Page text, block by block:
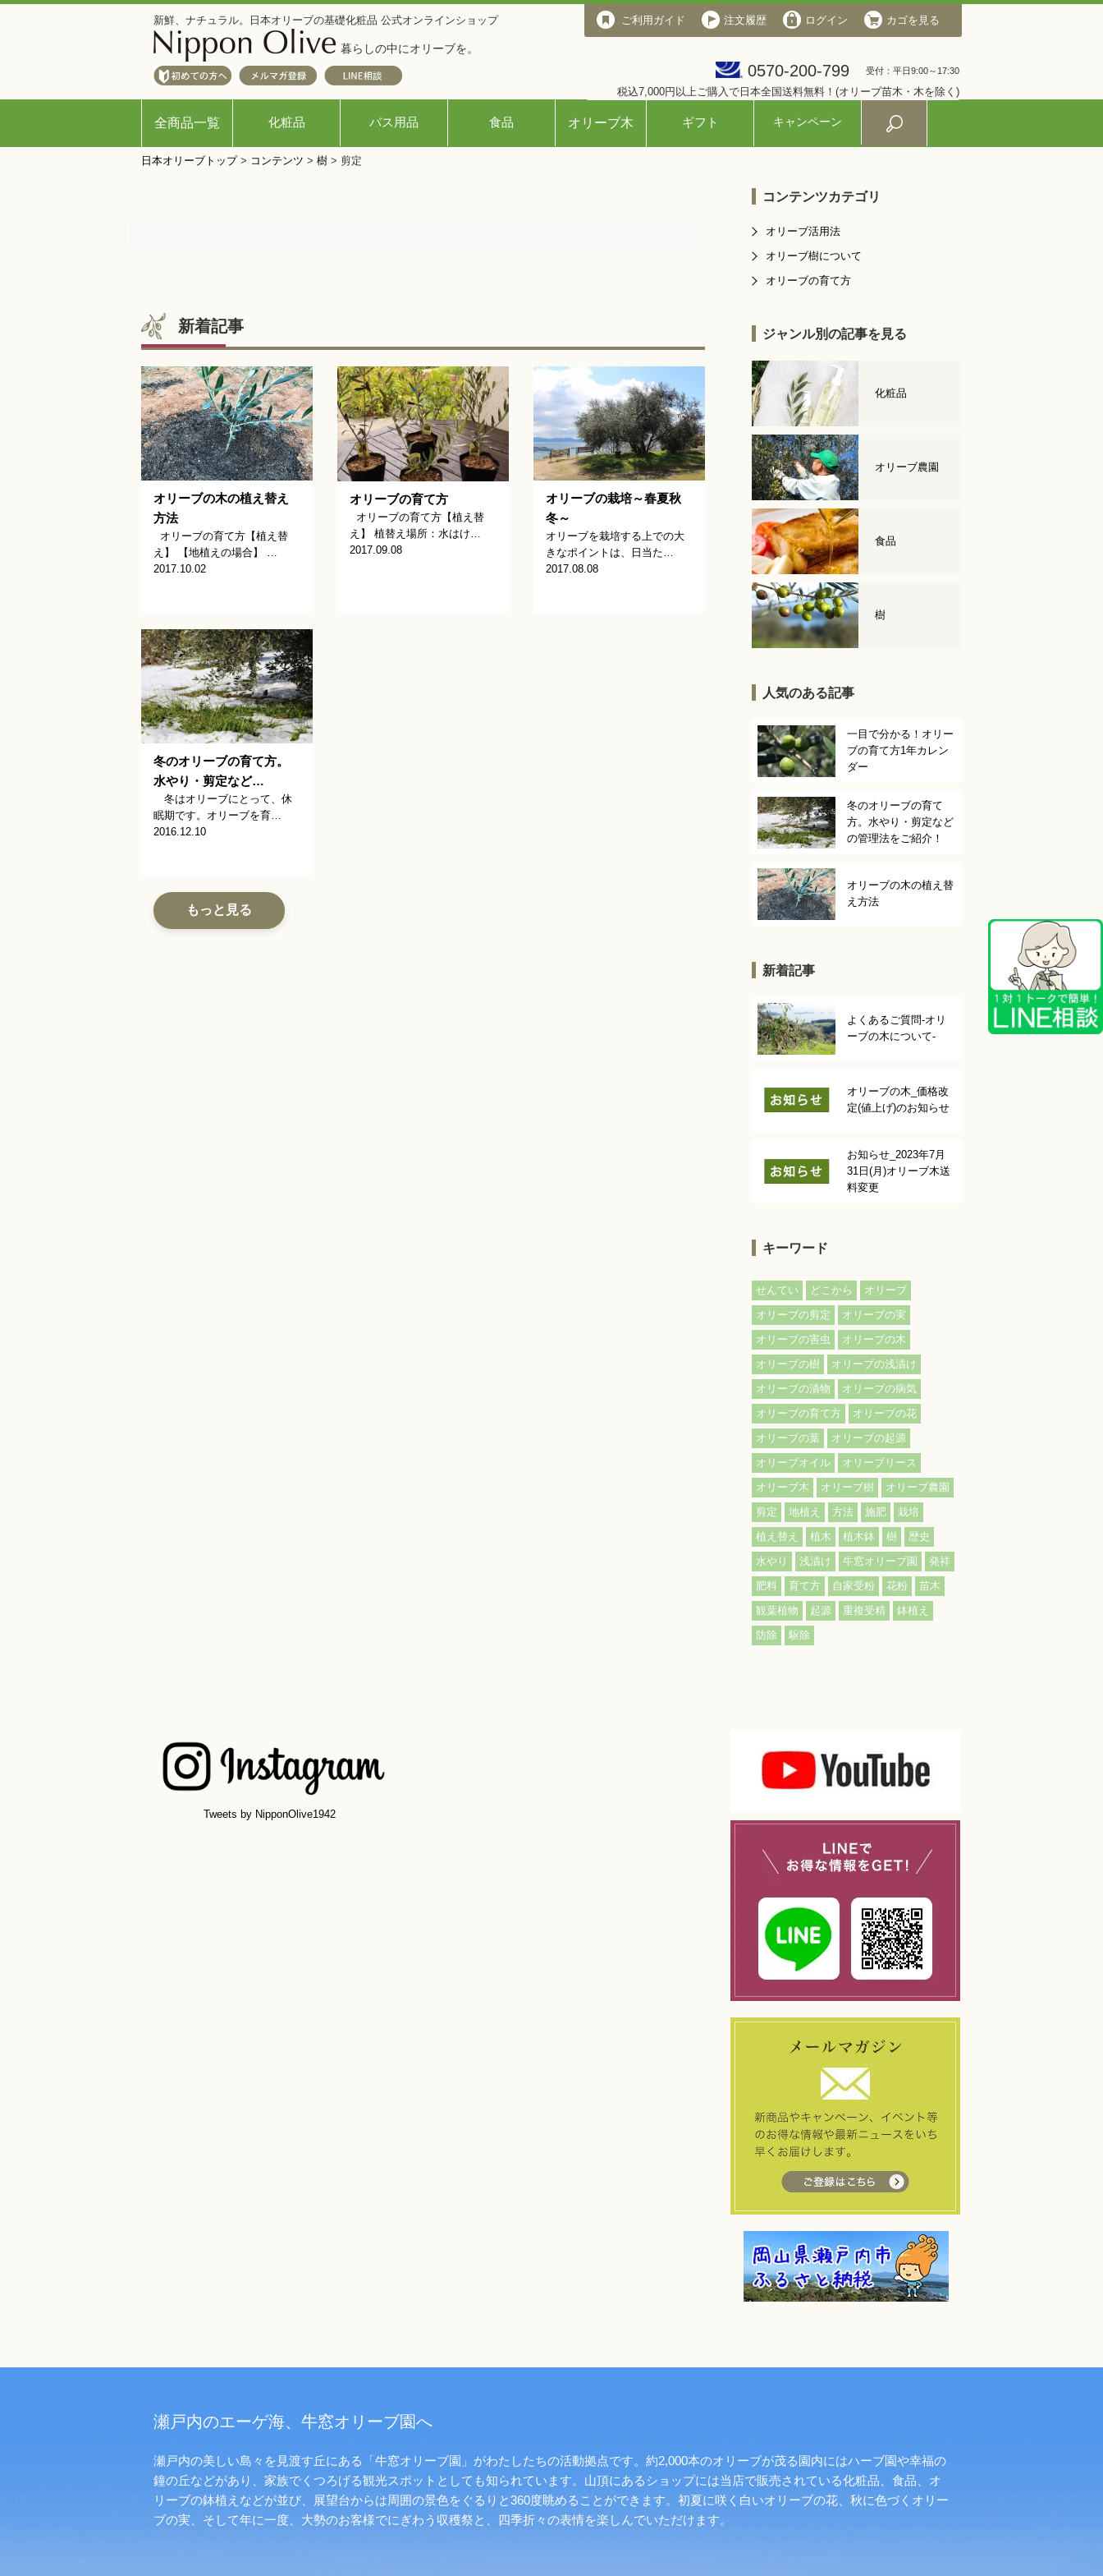
新鮮、ナチュラル。日本オリーブの基礎化粧品 公式オンラインショップ
暮らしの中にオリーブを。
ご利用ガイド 注文履歴 ログイン カゴを見る
0570-200-799 受付：平日9:00～17:30
税込7,000円以上ご購入で日本全国送料無料！(オリーブ苗木・木を除く)
全商品一覧 化粧品 バス用品 食品 オリーブ木 ギフト キャンペーン
ご利用ガイド 会社概要 ログイン カゴを見る
0570-200-799 受付：平日9:00～17:30
日本オリーブトップ> コンテンツ > 樹 > 剪定
新着記事
オリーブの木の植え替え
方法
オリーブの育て方【植え替
え】 【地植えの場合】 …
2017.10.02
オリーブの育て方
オリーブの育て方【植え替
え】 植替え場所：水はけ…
2017.09.08
オリーブの栽培～春夏秋
冬～
オリーブを栽培する上での大
きなポイントは、日当た…
2017.08.08
冬のオリーブの育て方。
水やり・剪定など…
冬はオリーブにとって、休
眠期です。オリーブを育…
2016.12.10
もっと見る
コンテンツカテゴリ
オリーブ活用法
オリーブ樹について
オリーブの育て方
ジャンル別の記事を見る
化粧品
オリーブ農園
食品
樹
人気のある記事
一目で分かる！オリー
ブの育て方1年カレン
ダー
冬のオリーブの育て
方。水やり・剪定など
の管理法をご紹介！
オリーブの木の植え替
え方法
新着記事
よくあるご質問-オリ
ーブの木について-
オリーブの木_価格改
定(値上げ)のお知らせ
お知らせ_2023年7月
31日(月)オリーブ木送
料変更
キーワード
せんてい どこから
オリーブ
オリーブの剪定
オリーブの実
オリーブの害虫
オリーブの木
オリーブの樹
オリーブの浅漬け
オリーブの漬物
オリーブの病気
オリーブの育て方
オリーブの花
オリーブの葉
オリーブの起源
オリーブオイル
オリーブリース
オリーブ木
オリーブ樹
オリーブ農園
剪定
地植え 方法 施肥
栽培
植え替え
植木 植木鉢 樹
歴史
水やり
浅漬け 牛窓オリーブ園
発祥
肥料
育て方 自家受粉 花粉
苗木
観葉植物
起源 重複受精
鉢植え
防除
駆除
Tweets by NipponOlive1942
瀬戸内のエーゲ海、牛窓オリーブ園へ
瀬戸内の美しい島々を見渡す丘にある「牛窓オリーブ園」がわたしたちの活動拠点です。約2,000本のオリーブが茂る園内にはハーブ園や幸福の
鐘の丘などがあり、家族でくつろげる観光スポットとしても知られています。山頂にあるショップには当店で販売されている化粧品、食品、オ
リーブの鉢植えなどが並び、展望台からは周囲の景色をぐるりと360度眺めることができます。初夏に咲く白いオリーブの花、秋に色づくオリー
ブの実、そして年に一度、大勢のお客様でにぎわう収穫祭と、四季折々の表情を楽しんでいただけます。